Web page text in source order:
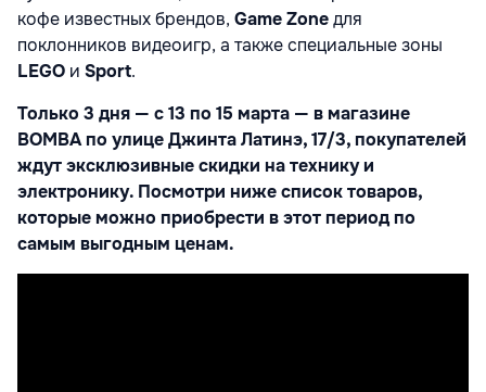
кофе известных брендов, Game Zoneдля
поклонников видеоигр, а также специальные зоны
LEGO и Sport.
Только 3 дня — с 13 по 15 марта — в магазине
BOMBA по улице Джинта Латинэ, 17/3, покупателей
ждут эксклюзивные скидки на технику и
электронику. Посмотри ниже список товаров,
которые можно приобрести в этот период по
самым выгодным ценам.